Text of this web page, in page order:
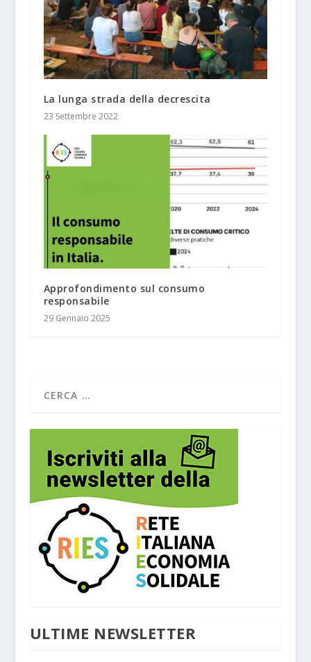
La lunga strada della decrescita
23 Settembre 2022
Approfondimento sul consumo
responsabile
29 Gennaio 2025
ULTIME NEWSLETTER